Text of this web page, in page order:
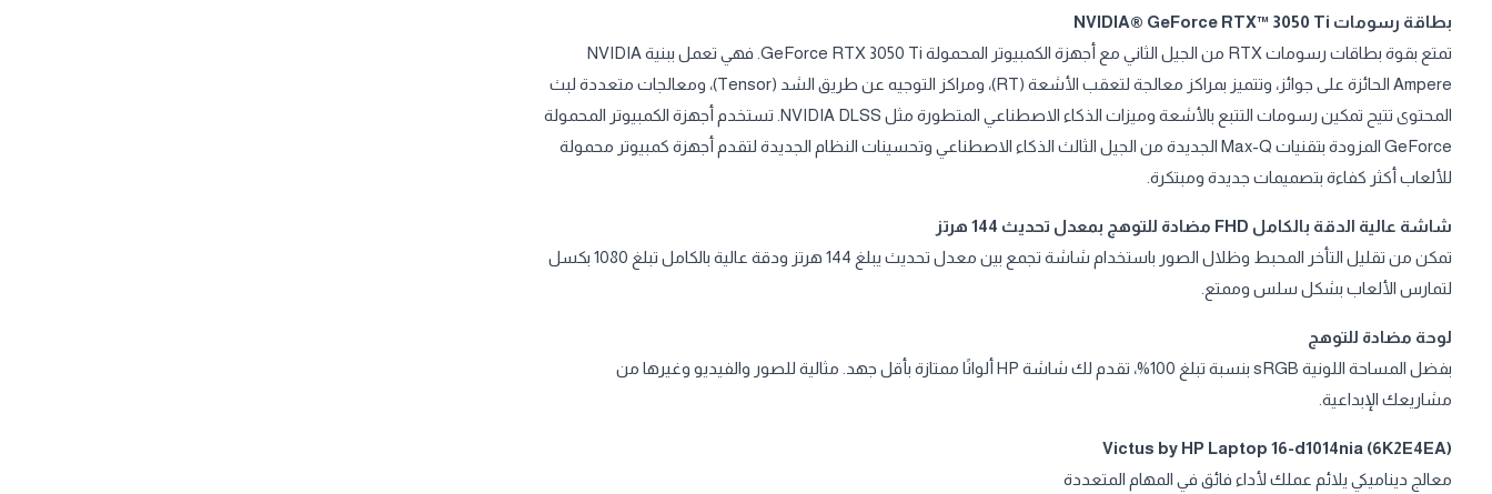
بطاقة رسومات NVIDIA® GeForce RTX™ 3050 Ti
تمتع بقوة بطاقات رسومات RTX من الجيل الثاني مع أجهزة الكمبيوتر المحمولة GeForce RTX 3050 Ti. فهي تعمل ببنية NVIDIA
Ampere الحائزة على جوائز، وتتميز بمراكز معالجة لتعقب الأشعة (RT)، ومراكز التوجيه عن طريق الشد (Tensor)، ومعالجات متعددة لبث
المحتوى تتيح تمكين رسومات التتبع بالأشعة وميزات الذكاء الاصطناعي المتطورة مثل NVIDIA DLSS. تستخدم أجهزة الكمبيوتر المحمولة
GeForce المزودة بتقنيات Max-Q الجديدة من الجيل الثالث الذكاء الاصطناعي وتحسينات النظام الجديدة لتقدم أجهزة كمبيوتر محمولة
للألعاب أكثر كفاءة بتصميمات جديدة ومبتكرة.
شاشة عالية الدقة بالكامل FHD مضادة للتوهج بمعدل تحديث 144 هرتز
تمكن من تقليل التأخر المحبط وظلال الصور باستخدام شاشة تجمع بين معدل تحديث يبلغ 144 هرتز ودقة عالية بالكامل تبلغ 1080 بكسل
لتمارس الألعاب بشكل سلس وممتع.
لوحة مضادة للتوهج
بفضل المساحة اللونية sRGB بنسبة تبلغ 100%، تقدم لك شاشة HP ألوانًا ممتازة بأقل جهد. مثالية للصور والفيديو وغيرها من
مشاريعك الإبداعية.
Victus by HP Laptop 16-d1014nia (6K2E4EA)
معالج ديناميكي يلائم عملك لأداء فائق في المهام المتعددة